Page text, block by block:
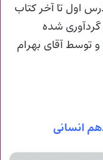
و از درس اول تا آخر کتاب
گردآوری شده
توسط آقای بهرام
انسانی